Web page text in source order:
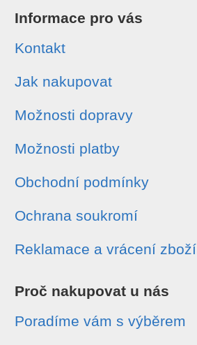
Informace pro vás
Kontakt
Jak nakupovat
Možnosti dopravy
Možnosti platby
Obchodní podmínky
Ochrana soukromí
Reklamace a vrácení zboží
Proč nakupovat u nás
Poradíme vám s výběrem